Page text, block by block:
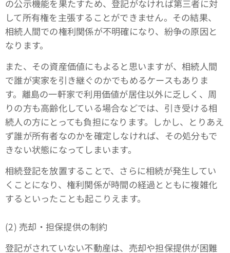
の公示機能を果たすため、登記がなければ第三者に対
して所有権を主張することができません。その結果、
相続人間での権利関係が不明確になり、紛争の原因と
なります。
また、その資産価値にもよると思いますが、相続人間
で誰が実家を引き継ぐのかでもめるケースもありま
す。離島の一軒家で利用価値が居住以外に乏しく、周
りの方も高齢化している場合などでは、引き受ける相
続人の方にとっても負担になります。しかし、とりあえ
ず誰が所有者なのかを確定しなければ、その処分もで
きない状態になってしまいます。
相続登記を放置することで、さらに相続が発生してい
くことになり、権利関係が時間の経過とともに複雑化
するといったことも起こりえます。
(2) 売却・担保提供の制約
登記がされていない不動産は、売却や担保提供が困難